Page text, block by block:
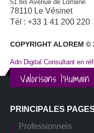
51 bis Avenue de Lorraine
78110 Le Vésinet
Tél : +33 1 41 200 220
COPYRIGHT ALOREM ©
Adn Digital Consultant en
Valorisons l'Humain
PRINCIPALES PAGES
Professionnels